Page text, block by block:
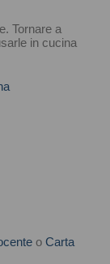
Tornare a
in cucina
o Carta